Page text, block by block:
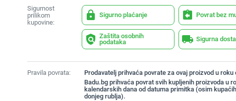
Sigurnost
prilikom
kupovine:
lock Sigurno plaćanje assignment_return Povrat bez
policy Zaštita osobnih
podataka
local_shipping Sigurna
Pravila povrata:
Prodavatelj prihvaća povrate za ovaj proizvod u roku
Badu.bg prihvaća povrat svih kupljenih proizvoda u
kalendarskih dana od datuma primitka (osim
donjeg rublja).